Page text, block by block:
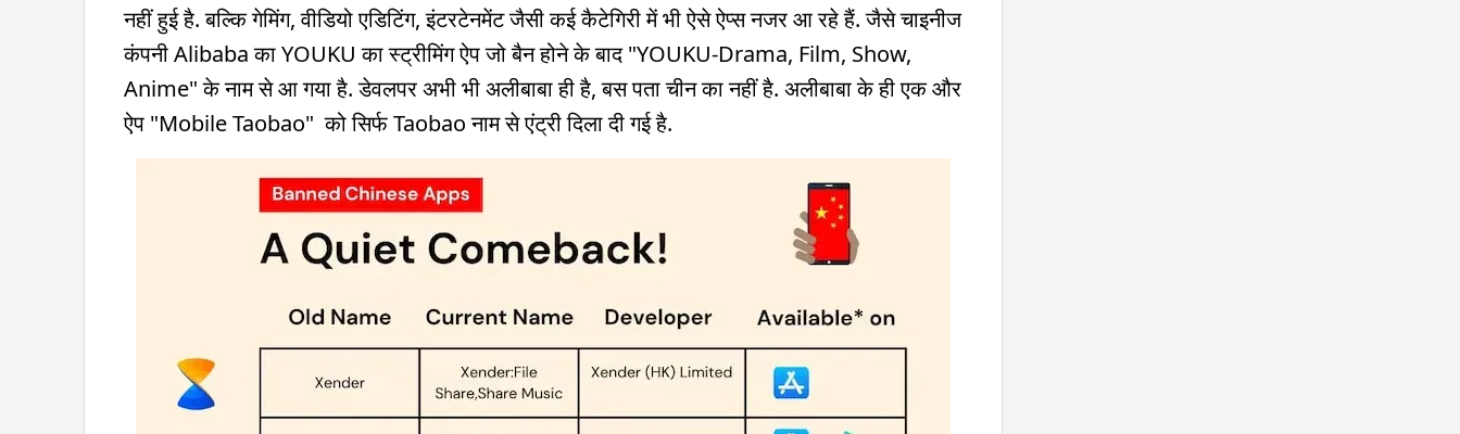
नहीं हुई है. बल्कि गेमिंग, वीडियो एडिटिंग, इंटरटेनमेंट जैसी कई कैटेगिरी में भी ऐसे ऐप्स नजर आ रहे हैं. जैसे चाइनीज
कंपनी Alibaba का YOUKU का स्ट्रीमिंग ऐप जो बैन होने के बाद "YOUKU-Drama, Film, Show,
Anime" के नाम से आ गया है. डेवलपर अभी भी अलीबाबा ही है, बस पता चीन का नहीं है. अलीबाबा के ही एक और
ऐप "Mobile Taobao" को सिर्फ Taobao नाम से एंट्री दिला दी गई है.